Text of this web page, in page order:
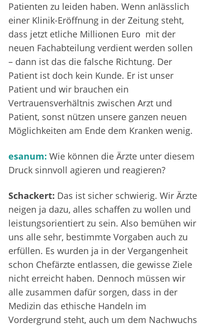
Patienten zu leiden haben. Wenn anlässlich
einer Klinik-Eröffnung in der Zeitung steht,
dass jetzt etliche Millionen Euro mit der
neuen Fachabteilung verdient werden sollen
– dann ist das die falsche Richtung. Der
Patient ist doch kein Kunde. Er ist unser
Patient und wir brauchen ein
Vertrauensverhältnis zwischen Arzt und
Patient, sonst nützen unsere ganzen neuen
Möglichkeiten am Ende dem Kranken wenig.
esanum: Wie können die Ärzte unter diesem
Druck sinnvoll agieren und reagieren?
Schackert: Das ist sicher schwierig. Wir Ärzte
neigen ja dazu, alles schaffen zu wollen und
leistungsorientiert zu sein. Also bemühen wir
uns alle sehr, bestimmte Vorgaben auch zu
erfüllen. Es wurden ja in der Vergangenheit
schon Chefärzte entlassen, die gewisse Ziele
nicht erreicht haben. Dennoch müssen wir
alle zusammen dafür sorgen, dass in der
Medizin das ethische Handeln im
Vordergrund steht, auch um dem Nachwuchs